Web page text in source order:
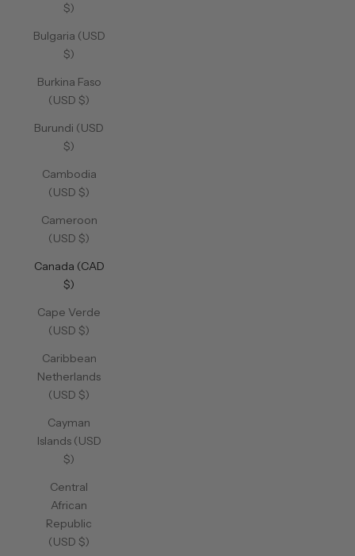
$)
Bulgaria (USD
$)
Burkina Faso
(USD $)
Burundi (USD
$)
Cambodia
(USD $)
Cameroon
(USD $)
Canada (CAD
$)
Cape Verde
(USD $)
Caribbean
Netherlands
(USD $)
Cayman
Islands (USD
$)
Central
African
Republic
(USD $)